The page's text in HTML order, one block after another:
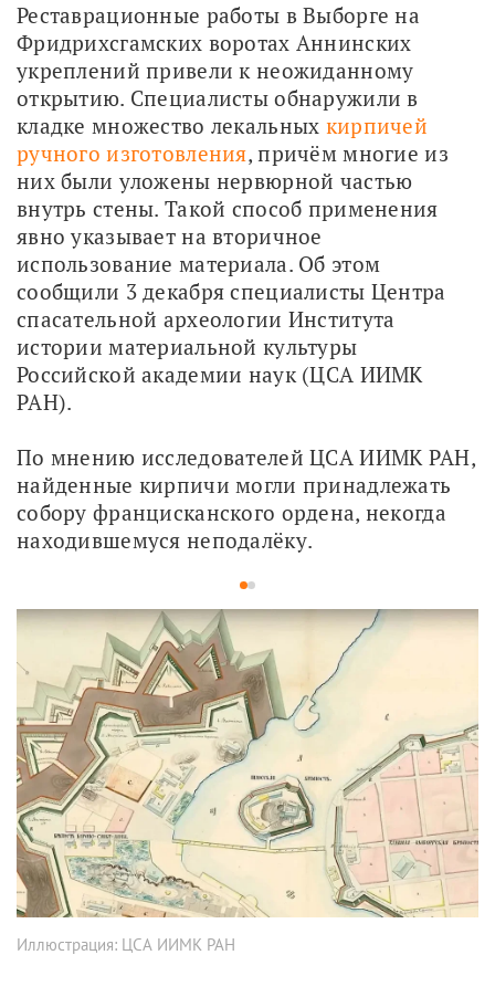
Реставрационные работы в Выборге на
Фридрихсгамских воротах Аннинских
укреплений привели к неожиданному
открытию. Специалисты обнаружили в
кладке множество лекальных кирпичей
ручного изготовления, причём многие из
них были уложены нервюрной частью
внутрь стены. Такой способ применения
явно указывает на вторичное
использование материала. Об этом
сообщили 3 декабря специалисты Центра
спасательной археологии Института
истории материальной культуры
Российской академии наук (ЦСА ИИМК
РАН).
По мнению исследователей ЦСА ИИМК РАН,
найденные кирпичи могли принадлежать
собору францисканского ордена, некогда
находившемуся неподалёку.
12
Иллюстрация: ЦСА ИИМК РАН